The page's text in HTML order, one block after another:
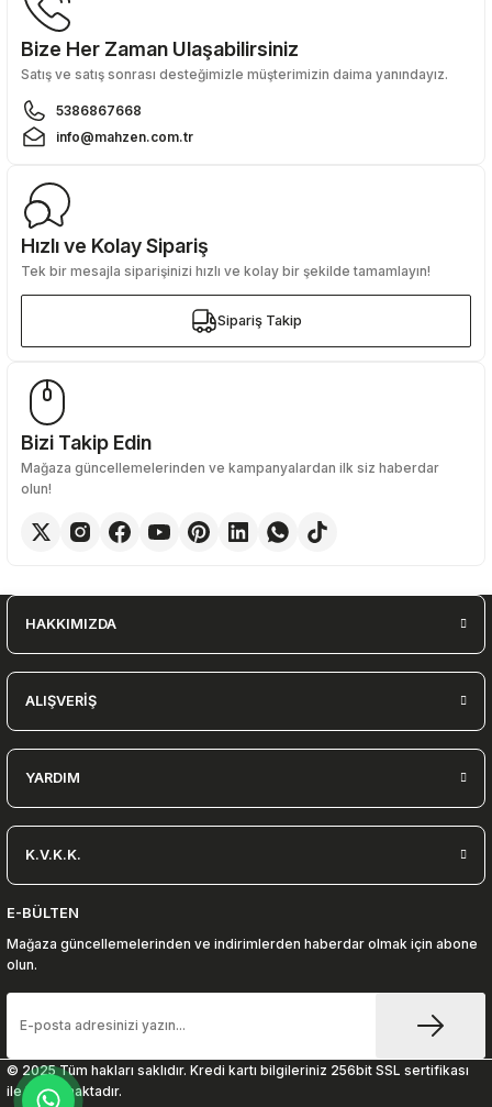
Bize Her Zaman Ulaşabilirsiniz
Satış ve satış sonrası desteğimizle müşterimizin daima yanındayız.
5386867668
info@mahzen.com.tr
Hızlı ve Kolay Sipariş
Tek bir mesajla siparişinizi hızlı ve kolay bir şekilde tamamlayın!
Sipariş Takip
Sipariş Takip
Bizi Takip Edin
Mağaza güncellemelerinden ve kampanyalardan ilk siz haberdar
olun!
HAKKIMIZDA
ALIŞVERİŞ
YARDIM
K.V.K.K.
E-BÜLTEN
Mağaza güncellemelerinden ve indirimlerden haberdar olmak için abone
olun.
© 2025 Tüm hakları saklıdır. Kredi kartı bilgileriniz 256bit SSL sertifikası
ile korunmaktadır.